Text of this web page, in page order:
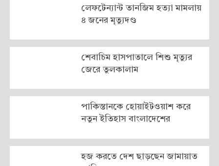
লেফটেন্যান্ট তানজিম হত্যা মামলায়
৪ জনের মৃত্যুদণ্ড
শেবাচিম হাসপাতালে শিশু মৃত্যুর
জেরে তুলকালাম
পাকিস্তানকে হোয়াইটওয়াশ করে
নতুন ইতিহাস বাংলাদেশের
হজ করতে দেশ ছাড়ছেন জামায়াত